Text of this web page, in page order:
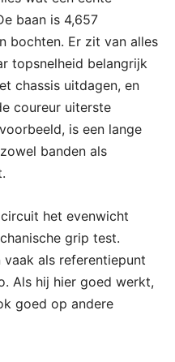
baan is 4,657
bochten. Er zit van alles
topsnelheid belangrijk
chassis uitdagen, en
coureur uiterste
is een lange
banden als
het evenwicht
grip test.
vaak als referentiepunt
Als hij hier goed werkt,
goed op andere